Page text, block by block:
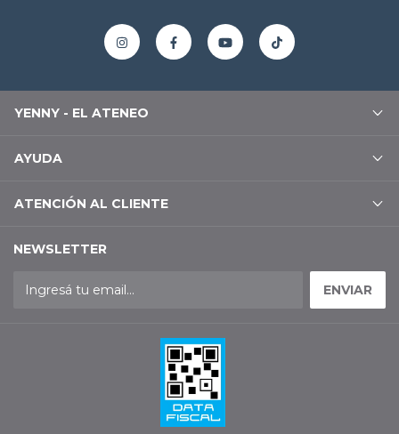
YENNY - EL ATENEO
AYUDA
ATENCIÓN AL CLIENTE
NEWSLETTER